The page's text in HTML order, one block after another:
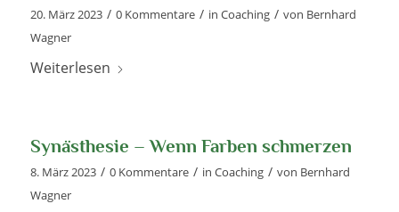
20. März 2023 / 0 Kommentare / in Coaching / von Bernhard
Wagner
Weiterlesen
Synästhesie – Wenn Farben schmerzen
8. März 2023 / 0 Kommentare / in Coaching / von Bernhard
Wagner